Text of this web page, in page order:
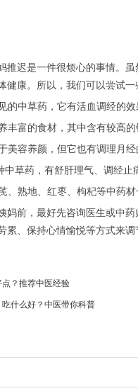
推迟是一件很烦心的事情。
健康。所以，我们可以尝试一
的中草药，它有活血调经的
丰富的食材，其中含有较高
美容养颜，但它也有调理月
中草药，有舒肝理气、调经
、熟地、红枣、枸杞等中药
妈前，最好先咨询医生或中
累、保持心情愉悦等方式来调
？推荐中医经验
什么好？中医带你科普